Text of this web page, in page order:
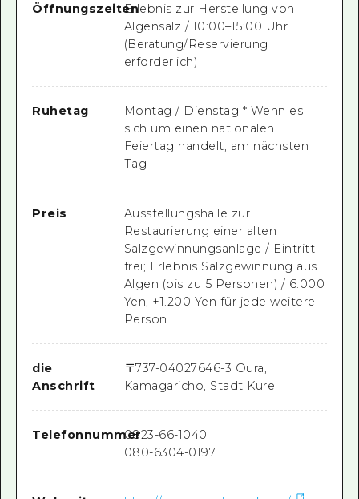
ÖffnungszeitenErlebnis zur Herstellung von
Algensalz / 10:00–15:00 Uhr
(Beratung/Reservierung
erforderlich)
Ruhetag
Montag / Dienstag * Wenn es
sich um einen nationalen
Feiertag handelt, am nächsten
Tag
Preis
Ausstellungshalle zur
Restaurierung einer alten
Salzgewinnungsanlage / Eintritt
frei; Erlebnis Salzgewinnung aus
Algen (bis zu 5 Personen) / 6.000
Yen, +1.200 Yen für jede weitere
Person.
die
Anschrift
〒737-04027646-3 Oura,
Kamagaricho, Stadt Kure
Telefonnummer0823-66-1040
080-6304-0197